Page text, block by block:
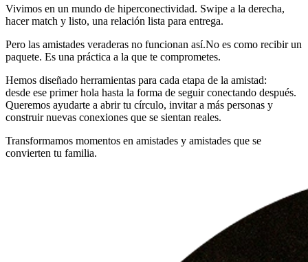
Vivimos en un mundo de hiperconectividad. Swipe a la derecha,
hacer match y listo, una relación lista para entrega.
Pero las amistades veraderas no funcionan así.No es como recibir un
paquete. Es una práctica a la que te comprometes.
Hemos diseñado herramientas para cada etapa de la amistad:
desde ese primer hola hasta la forma de seguir conectando después.
Queremos ayudarte a abrir tu círculo, invitar a más personas y
construir nuevas conexiones que se sientan reales.
Transformamos momentos en amistades y amistades que se
convierten tu familia.